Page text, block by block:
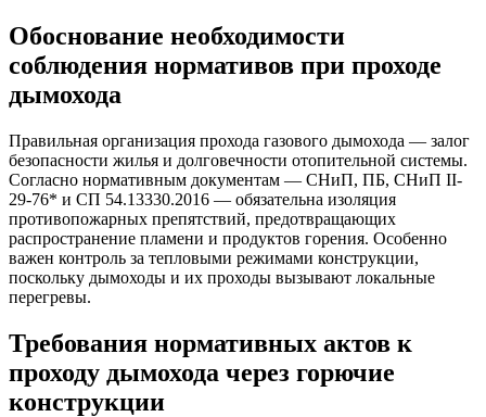
Обоснование необходимости
соблюдения нормативов при проходе
дымохода
Правильная организация прохода газового дымохода — залог
безопасности жилья и долговечности отопительной системы.
Согласно нормативным документам — СНиП, ПБ, СНиП II-
29-76* и СП 54.13330.2016 — обязательна изоляция
противопожарных препятствий, предотвращающих
распространение пламени и продуктов горения. Особенно
важен контроль за тепловыми режимами конструкции,
поскольку дымоходы и их проходы вызывают локальные
перегревы.
Требования нормативных актов к
проходу дымохода через горючие
конструкции